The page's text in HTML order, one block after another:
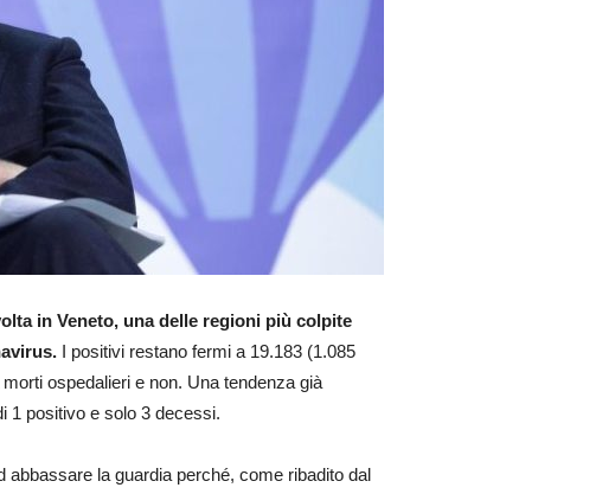
in Veneto, una delle regioni più colpite
I positivi restano fermi a 19.183 (1.085
ospedalieri e non. Una tendenza già
1 positivo e solo 3 decessi.
la guardia perché, come ribadito dal